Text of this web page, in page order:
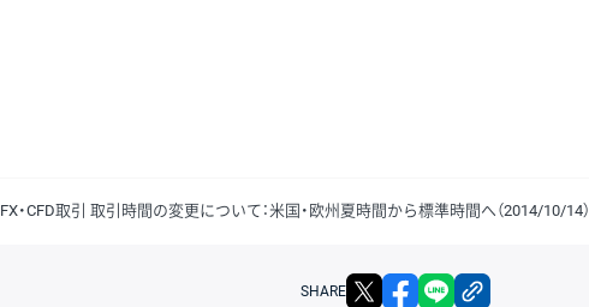
FX・CFD取引 取引時間の変更について：米国・欧州夏時間から標準時間へ（2014/10/14）
SHARE X facebook